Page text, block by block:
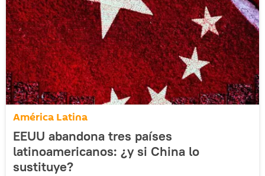
América Latina
EEUU abandona tres países
latinoamericanos: ¿y si China lo
sustituye?